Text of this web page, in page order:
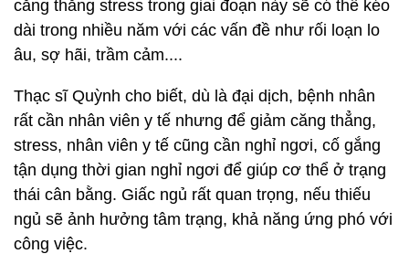
căng thẳng stress trong giai đoạn này sẽ có thể kéo
dài trong nhiều năm với các vấn đề như rối loạn lo
âu, sợ hãi, trầm cảm....
Thạc sĩ Quỳnh cho biết, dù là đại dịch, bệnh nhân
rất cần nhân viên y tế nhưng để giảm căng thẳng,
stress, nhân viên y tế cũng cần nghỉ ngơi, cố gắng
tận dụng thời gian nghỉ ngơi để giúp cơ thể ở trạng
thái cân bằng. Giấc ngủ rất quan trọng, nếu thiếu
ngủ sẽ ảnh hưởng tâm trạng, khả năng ứng phó với
công việc.